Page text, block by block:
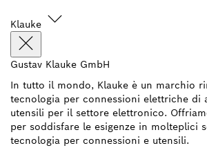
Klauke
Gustav Klauke GmbH
In tutto il mondo, Klauke è un marchio
tecnologia per connessioni elettriche di
utensili per il settore elettronico.
per soddisfare le esigenze in molteplici
tecnologia per connessioni e utensili.